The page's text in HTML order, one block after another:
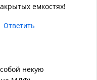
емкостях!
Ответить
некую